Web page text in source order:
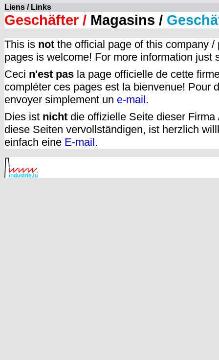
Liens / Links
Geschäfter / Magasins /
This is not the official page of this company
pages is welcome! For more information just
Ceci n'est pas la page officielle de cette
compléter ces pages est la bienvenue! Pour
envoyer simplement un e-mail.
Dies ist nicht die offizielle Seite dieser
diese Seiten vervollständigen, ist herzlich
einfach eine E-mail.